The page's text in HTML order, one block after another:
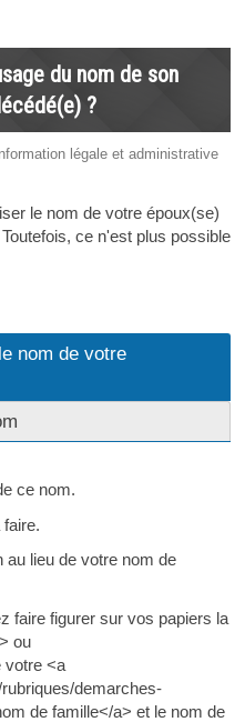
du nom de son
?
légale et administrative
le nom de votre époux(se)
ce n'est plus possible
nom de votre
ce nom.
lieu de votre nom de
faire figurer sur vos papiers la
ou
votre <a
demarches-
de famille</a> et le nom de